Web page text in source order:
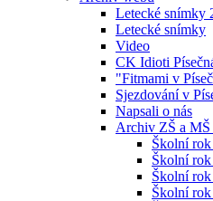
Letecké snímky
Letecké snímky
Video
CK Idioti
"Fitmami v
Sjezdování v
Napsali o nás
Archiv ZŠ a MŠ
Školní
Školní
Školní
Školní